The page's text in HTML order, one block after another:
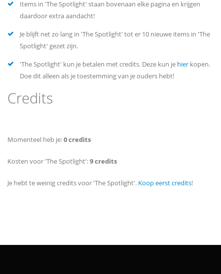
Items in 'The Spotlight' staan bovenaan elke pagina en krijgen
daardoor extra aandacht!
Je blijft net zo lang in 'The Spotlight' tot er 10 nieuwe items in 'The
Spotlight' gezet zijn.
'The Spotlight' kun je betalen met credits. Deze kun je hier kopen.
Doe dit alleen als je toestemming van je ouders hebt!
Credits
Momenteel heb je:0 credits
Kosten voor 'The Spotlight':9 credits
Je hebt te weinig credits voor 'The Spotlight'. Koop eerst credits!